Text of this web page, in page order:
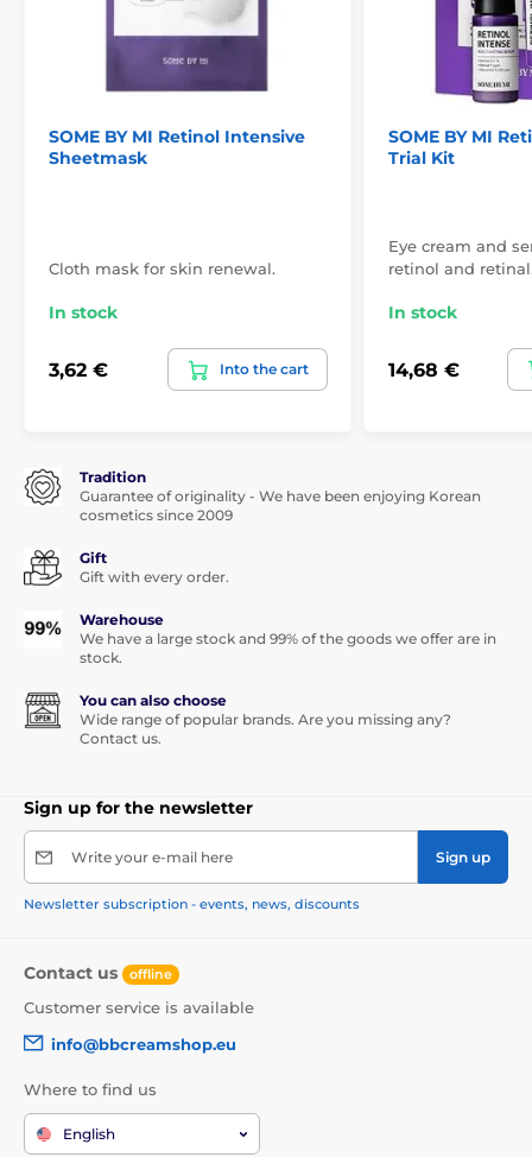
SOME BY MI Retinol Intensive
Sheetmask
Cloth mask for skin renewal.
In stock
3,62 € Into the cart
SOME BY MI
Trial Kit
Eye cream and
retinol and
In stock
14,68 €
Tradition
Guarantee of originality - We have been enjoying Korean
cosmetics since 2009
Gift
Gift with every order.
Warehouse
We have a large stock and 99% of the goods we offer are in
stock.
You can also choose
Wide range of popular brands. Are you missing any?
Contact us.
Sign up for the newsletter
Write your e-mail here Sign up
Newsletter subscription - events, news, discounts
Contact us offline
Customer service is available
info@bbcreamshop.eu
Where to find us
English